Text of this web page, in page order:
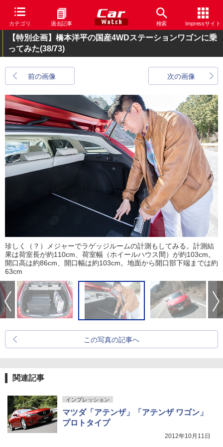
カテゴリ 過去記事 検索 Impressサイト
【特別企画】橋本洋平の国産4WDステーションワゴンに乗
ってみた(38/73)
前の画像 次の画像
珍しく（？）メジャーでラゲッジルームの計測もしてみる。計測結
果は荷室長が約110cm、荷室幅（ホイールハウス間）が約103cm。
開口高は約86cm、開口幅は約103cm。地面から開口部下端までは約
63cm
この写真の記事へ
関連記事
インプレッション
マツダ「アテンザ」「アテンザ ワゴン」
プロトタイプ
2012年10月11日